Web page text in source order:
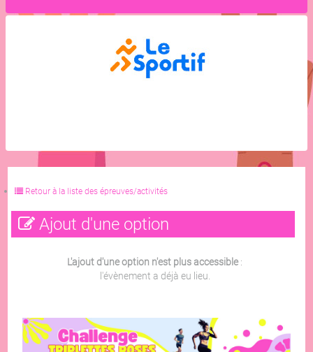
Retour à la liste des épreuves/activités
Ajout d'une option
L'ajout d'une option n'est plus accessible:
l'évènement a déjà eu lieu.